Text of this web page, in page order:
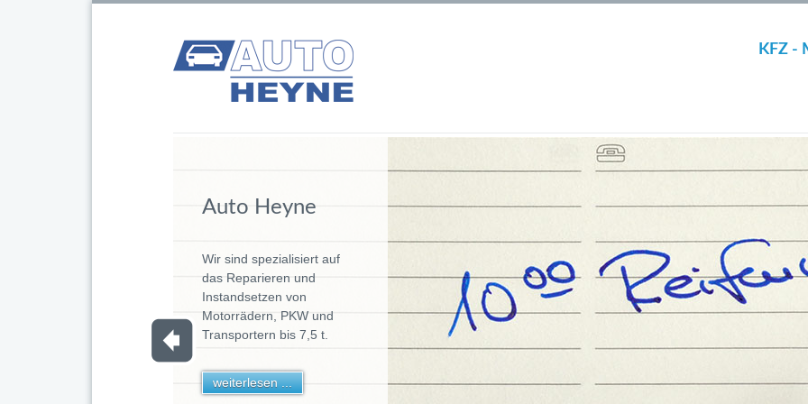
KFZ -
Auto Heyne
Wir sind spezialisiert auf
das Reparieren und
Instandsetzen von
Motorrädern, PKW und
Transportern bis 7,5 t.
weiterlesen ...